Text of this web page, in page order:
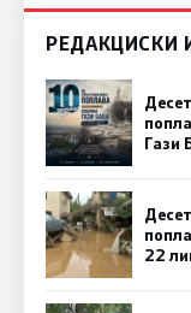
РЕДАКЦИСКИ
Гази
22